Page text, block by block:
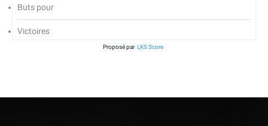
Buts pour
Victoires
Proposé par LKS Score